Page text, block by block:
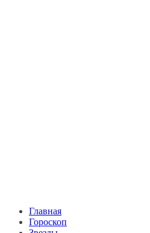
Главная
Гороскоп